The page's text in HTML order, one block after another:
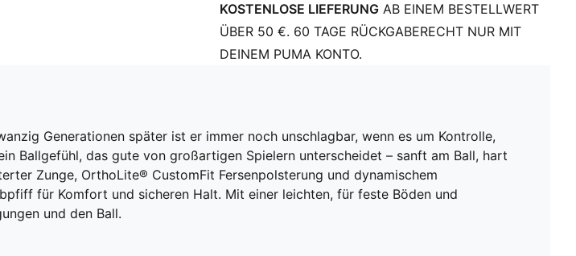
eine individuelle Passform, die sich anfühlt, als wäre
sie nur für dich gemacht
DETAILS
Absatzart: Flach
Leichte, herausnehmbare Innensohle mit NanoGrip
Technologie für optimalen Komfort
Leichte Laufsohle für feste Böden und Kunstrasen
(FG/AG)
KOSTENLOSE LIEFERUNG AB EINEM BESTELLWERT
ÜBER 50 €. 60 TAGE RÜCKGABERECHT NUR MIT
DEINEM PUMA KONTO.
Generationen später ist er immer noch unschlagbar, wenn es um Kontrolle,
Ballgefühl, das gute von großartigen Spielern unterscheidet – sanft am Ball, hart
Zunge, OrthoLite® CustomFit Fersenpolsterung und dynamischem
für Komfort und sicheren Halt. Mit einer leichten, für feste Böden und
und den Ball.